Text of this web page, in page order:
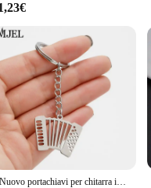
Nuovo portachiavi per chitarra in acciaio inossidabile portachiavi a fisarmonica carino per le donne ciondolo borsa strumento musicale gioielli amanti della musica regalo